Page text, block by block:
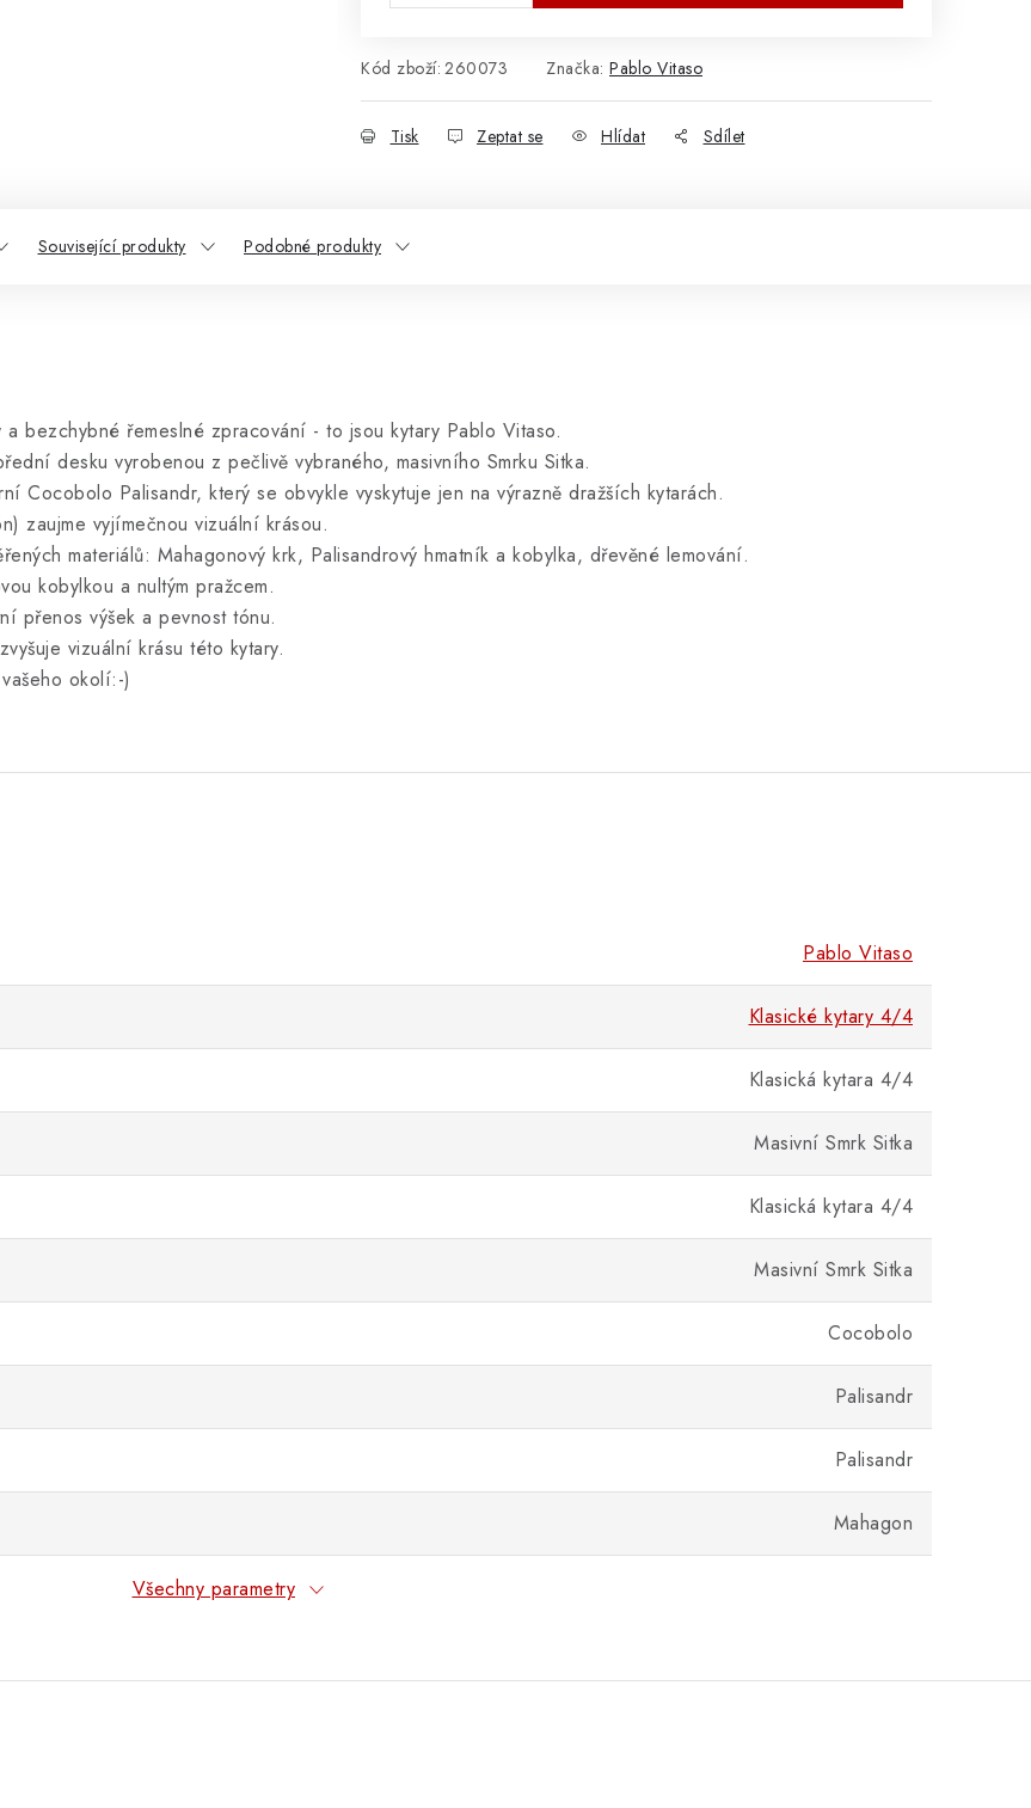
Kód zboží: 260073 Značka: Pablo Vitaso
Tisk Zeptat se Hlídat Sdílet
Související produkty Podobné produkty
bezchybné řemeslné zpracování - to jsou kytary Pablo Vitaso.
desku vyrobenou z pečlivě vybraného, masivního Smrku Sitka.
Cocobolo Palisandr, který se obvykle vyskytuje jen na výrazně dražších kytarách.
zaujme vyjímečnou vizuální krásou.
materiálů: Mahagonový krk, Palisandrový hmatník a kobylka, dřevěné lemování.
kobylkou a nultým pražcem.
přenos výšek a pevnost tónu.
vizuální krásu této kytary.
okolí:-)
Pablo Vitaso
Klasické kytary 4/4
Klasická kytara 4/4
Masivní Smrk Sitka
Klasická kytara 4/4
Masivní Smrk Sitka
Cocobolo
Palisandr
Palisandr
Mahagon
Všechny parametry